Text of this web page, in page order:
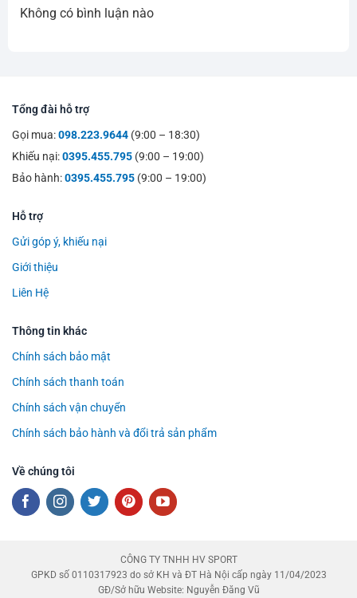
Không có bình luận nào
Tổng đài hỗ trợ
Gọi mua:098.223.9644 (9:00 – 18:30)
Khiếu nại:0395.455.795 (9:00 – 19:00)
Bảo hành:0395.455.795 (9:00 – 19:00)
Hỗ trợ
Gửi góp ý, khiếu nại
Giới thiệu
Liên Hệ
Thông tin khác
Chính sách bảo mật
Chính sách thanh toán
Chính sách vận chuyển
Chính sách bảo hành và đổi trả sản phẩm
Về chúng tôi
CÔNG TY TNHH HV SPORT
GPKD số 0110317923 do sở KH và ĐT Hà Nội cấp ngày 11/04/2023
GĐ/Sở hữu Website: Nguyễn Đăng Vũ